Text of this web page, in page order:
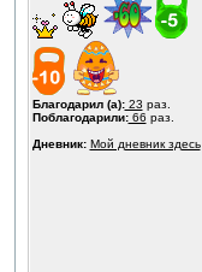
Благодарил (а):23 раз.
Поблагодарили:66 раз.
Дневник: Мой дневник здесь